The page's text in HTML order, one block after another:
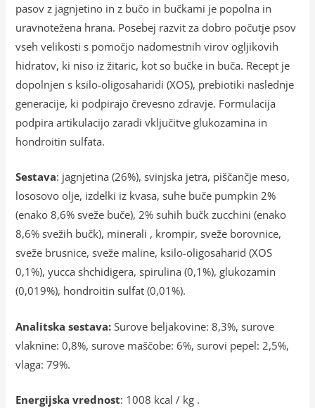
pasov z jagnjetino in z bučo in bučkami je popolna in
uravnotežena hrana. Posebej razvit za dobro počutje psov
vseh velikosti s pomočjo nadomestnih virov ogljikovih
hidratov, ki niso iz žitaric, kot so bučke in buča. Recept je
dopolnjen s ksilo-oligosaharidi (XOS), prebiotiki naslednje
generacije, ki podpirajo črevesno zdravje. Formulacija
podpira artikulacijo zaradi vključitve glukozamina in
hondroitin sulfata.
Sestava: jagnjetina (26%), svinjska jetra, piščančje meso,
lososovo olje, izdelki iz kvasa, suhe buče pumpkin 2%
(enako 8,6% sveže buče), 2% suhih bučk zucchini (enako
8,6% svežih bučk), minerali , krompir, sveže borovnice,
sveže brusnice, sveže maline, ksilo-oligosaharid (XOS
0,1%), yucca shchidigera, spirulina (0,1%), glukozamin
(0,019%), hondroitin sulfat (0,01%).
Analitska sestava: Surove beljakovine: 8,3%, surove
vlaknine: 0,8%, surove maščobe: 6%, surovi pepel: 2,5%,
vlaga: 79%.
Energijska vrednost: 1008 kcal / kg .